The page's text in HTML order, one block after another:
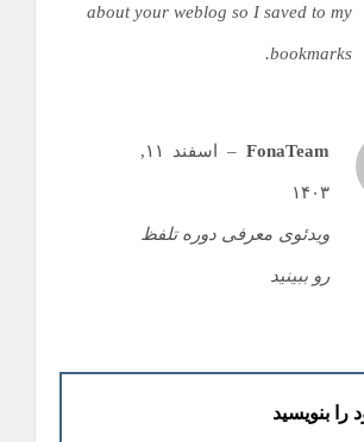
about your weblog so I saved to my
bookmarks.
FonaTeam
– اسفند ۱۱,
۱۴۰۳
ویدئوی معرفی دوره تلفظ
رو ببینید
را بنویسید